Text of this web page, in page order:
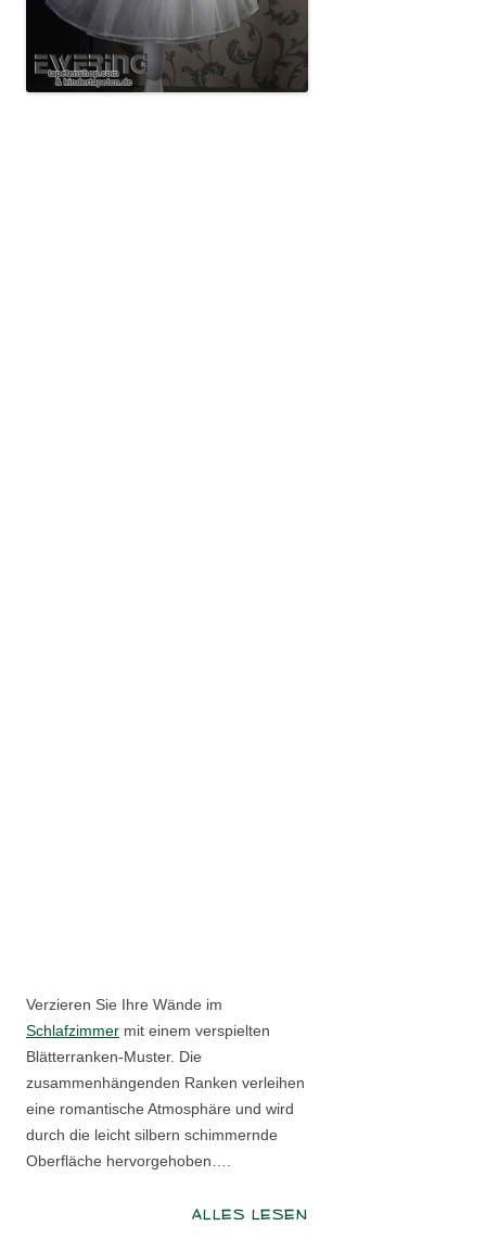
Verzieren Sie Ihre Wände im
Schlafzimmer mit einem verspielten
Blätterranken-Muster. Die
zusammenhängenden Ranken verleihen
eine romantische Atmosphäre und wird
durch die leicht silbern schimmernde
Oberfläche hervorgehoben….
ALLES LESEN